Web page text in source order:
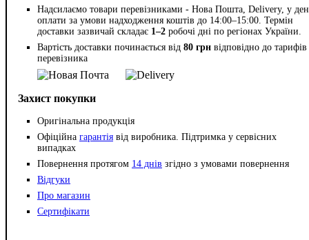
Надсилаємо товари перевізниками - Нова Пошта, Delivery, у
оплати за умови надходження коштів до 14:00–15:00. Термін
доставки зазвичай складає 1–2 робочі дні по регіонах України.
Вартість доставки починається від 80 грн відповідно до тарифів
перевізника
Захист покупки
Оригінальна продукція
Офіційна гарантія від виробника. Підтримка у сервісних
випадках
Повернення протягом 14 днів згідно з умовами повернення
Відгуки
Про магазин
Сертифікати